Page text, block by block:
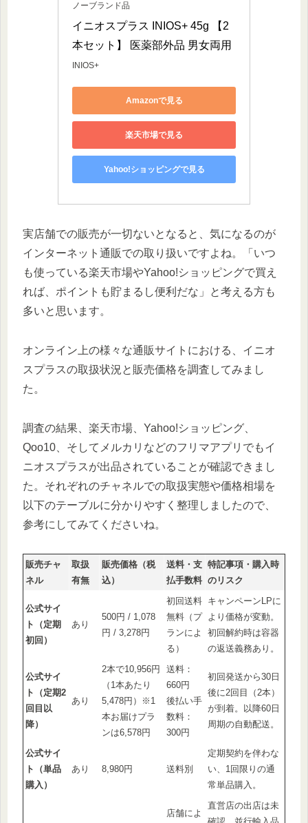
ノーブランド品
イニオスプラス INIOS+ 45g 【2
本セット】 医薬部外品 男女両用
INIOS+
Amazonで見る
楽天市場で見る
Yahoo!ショッピングで見る
実店舗での販売が一切ないとなると、気になるのが
インターネット通販での取り扱いですよね。「いつ
も使っている楽天市場やYahoo!ショッピングで買え
れば、ポイントも貯まるし便利だな」と考える方も
多いと思います。
オンライン上の様々な通販サイトにおける、イニオ
スプラスの取扱状況と販売価格を調査してみまし
た。
調査の結果、楽天市場、Yahoo!ショッピング、
Qoo10、そしてメルカリなどのフリマアプリでもイ
ニオスプラスが出品されていることが確認できまし
た。それぞれのチャネルでの取扱実態や価格相場を
以下のテーブルに分かりやすく整理しましたので、
参考にしてみてくださいね。
販売チャ
ネル
取扱
有無
販売価格（税
込）
送料・支
払手数料
特記事項・購入時
のリスク
公式サイ
ト（定期
初回）
あり
500円 / 1,078
円 / 3,278円
初回送料
無料（プ
ランによ
る）
キャンペーンLPに
より価格が変動。
初回解約時は容器
の返送義務あり。
公式サイ
ト（定期2
回目以
降）
あり
2本で10,956円
（1本あたり
5,478円）※1
本お届けプラ
ンは6,578円
送料：
660円
後払い手
数料：
300円
初回発送から30日
後に2回目（2本）
が到着。以降60日
周期の自動配送。
公式サイ
ト（単品
購入）
あり 8,980円 送料別
定期契約を伴わな
い、1回限りの通
常単品購入。
店舗によ
直営店の出店は未